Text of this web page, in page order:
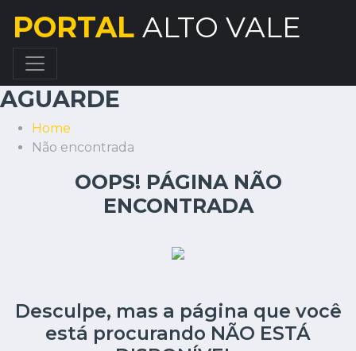
PORTAL ALTO VALE
AGUARDE
Home
Não encontrada
OOPS! PÁGINA NÃO
ENCONTRADA
Desculpe, mas a página que você
está procurando NÃO ESTÁ